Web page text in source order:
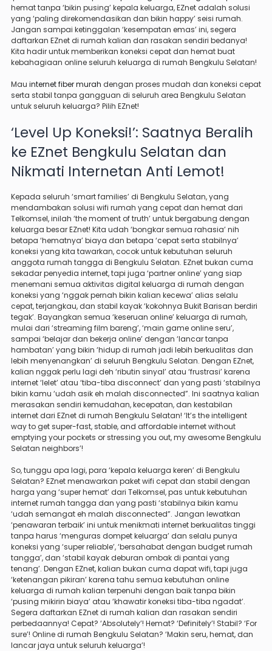
hemat tanpa ‘bikin pusing’ kepala keluarga, EZnet adalah solusi
yang ‘paling direkomendasikan dan bikin happy’ seisi rumah.
Jangan sampai ketinggalan ‘kesempatan emas’ ini, segera
daftarkan EZnet di rumah kalian dan rasakan sendiri bedanya!
Kita hadir untuk memberikan koneksi cepat dan hemat buat
kebahagiaan online seluruh keluarga di rumah Bengkulu Selatan!
Mau internet fiber murah dengan proses mudah dan koneksi cepat
serta stabil tanpa gangguan di seluruh area Bengkulu Selatan
untuk seluruh keluarga? Pilih EZnet!
‘Level Up Koneksi!’: Saatnya Beralih
ke EZnet Bengkulu Selatan dan
Nikmati Internetan Anti Lemot!
Kepada seluruh ‘smart families’ di Bengkulu Selatan, yang
mendambakan solusi wifi rumah yang cepat dan hemat dari
Telkomsel, inilah ‘the moment of truth’ untuk bergabung dengan
keluarga besar EZnet! Kita udah ‘bongkar semua rahasia’ nih
betapa ‘hematnya’ biaya dan betapa ‘cepat serta stabilnya’
koneksi yang kita tawarkan, cocok untuk kebutuhan seluruh
anggota rumah tangga di Bengkulu Selatan. EZnet bukan cuma
sekadar penyedia internet, tapi juga ‘partner online’ yang siap
menemani semua aktivitas digital keluarga di rumah dengan
koneksi yang ‘nggak pernah bikin kalian kecewa’ alias selalu
cepat, terjangkau, dan stabil kayak ‘kokohnya Bukit Barisan berdiri
tegak’. Bayangkan semua ‘keseruan online’ keluarga di rumah,
mulai dari ‘streaming film bareng’, ‘main game online seru’,
sampai ‘belajar dan bekerja online’ dengan ‘lancar tanpa
hambatan’ yang bikin ‘hidup di rumah jadi lebih berkualitas dan
lebih menyenangkan’ di seluruh Bengkulu Selatan. Dengan EZnet,
kalian nggak perlu lagi deh ‘ributin sinyal’ atau ‘frustrasi’ karena
internet ‘lelet’ atau ‘tiba-tiba disconnect’ dan yang pasti ‘stabilnya
bikin kamu ‘udah asik eh malah disconnected”. Ini saatnya kalian
merasakan sendiri kemudahan, kecepatan, dan kestabilan
internet dari EZnet di rumah Bengkulu Selatan! ‘It’s the intelligent
way to get super-fast, stable, and affordable internet without
emptying your pockets or stressing you out, my awesome Bengkulu
Selatan neighbors’!
So, tunggu apa lagi, para ‘kepala keluarga keren’ di Bengkulu
Selatan? EZnet menawarkan paket wifi cepat dan stabil dengan
harga yang ‘super hemat’ dari Telkomsel, pas untuk kebutuhan
internet rumah tangga dan yang pasti ‘stabilnya bikin kamu
‘udah semangat eh malah disconnected”. Jangan lewatkan
‘penawaran terbaik’ ini untuk menikmati internet berkualitas tinggi
tanpa harus ‘menguras dompet keluarga’ dan selalu punya
koneksi yang ‘super reliable’, ‘bersahabat dengan budget rumah
tangga’, dan ‘stabil kayak deburan ombak di pantai yang
tenang’. Dengan EZnet, kalian bukan cuma dapat wifi, tapi juga
‘ketenangan pikiran’ karena tahu semua kebutuhan online
keluarga di rumah kalian terpenuhi dengan baik tanpa bikin
‘pusing mikirin biaya’ atau ‘khawatir koneksi tiba-tiba ngadat’.
Segera daftarkan EZnet di rumah kalian dan rasakan sendiri
perbedaannya! Cepat? ‘Absolutely’! Hemat? ‘Definitely’! Stabil? ‘For
sure’! Online di rumah Bengkulu Selatan? ‘Makin seru, hemat, dan
lancar jaya untuk seluruh keluarga’!